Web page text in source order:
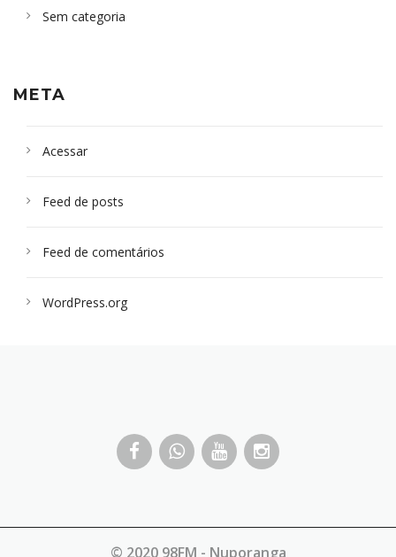
Sem categoria
META
Acessar
Feed de posts
Feed de comentários
WordPress.org
© 2020 98FM - Nuporanga